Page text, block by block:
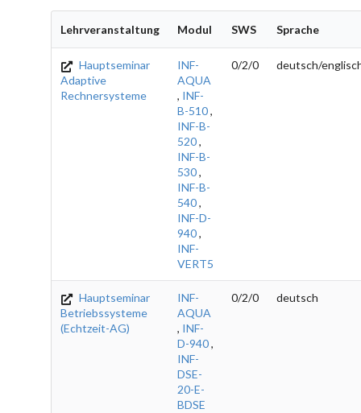
Lehrveranstaltung Modul SWS Sprache
Hauptseminar
Adaptive
Rechnersysteme
INF-
AQUA
, INF-
B-510,
INF-B-
520,
INF-B-
530,
INF-B-
540,
INF-D-
940,
INF-
VERT5
0/2/0 deutsch/
Hauptseminar
Betriebssysteme
(Echtzeit-AG)
INF-
AQUA
, INF-
D-940,
INF-
DSE-
20-E-
BDSE
0/2/0 deutsch